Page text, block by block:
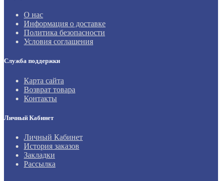
О нас
Информация о доставке
Политика безопасности
Условия соглашения
Служба поддержки
Карта сайта
Возврат товара
Контакты
Личный Кабинет
Личный Кабинет
История заказов
Закладки
Рассылка